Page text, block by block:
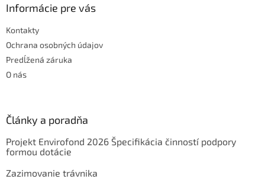
Informácie pre vás
Kontakty
Ochrana osobných údajov
Predĺžená záruka
O nás
Články a poradňa
Projekt Envirofond 2026 Špecifikácia činností podpory
formou dotácie
Zazimovanie trávnika